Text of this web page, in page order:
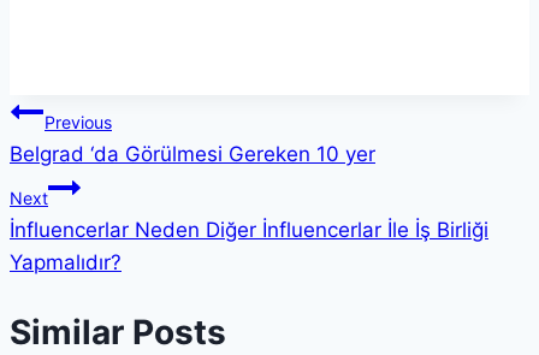
Yazı
gezinmesi
Previous
Belgrad ‘da Görülmesi Gereken 10 yer
Next
İnfluencerlar Neden Diğer İnfluencerlar İle İş Birliği
Yapmalıdır?
Similar Posts